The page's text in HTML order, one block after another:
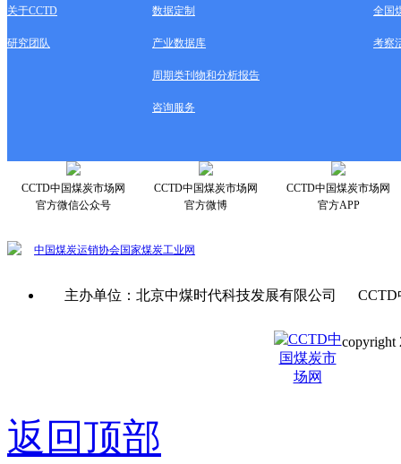
关于CCTD 数据定制 全国
研究团队 产业数据库 考察
周期类刊物和分析报告
咨询服务
CCTD中国煤炭市场网
官方微信公众号
CCTD中国煤炭市场网
官方微博
CCTD中国煤炭市场网
官方APP
中国煤炭运销协会国家煤炭工业网
主办单位：北京中煤时代科技发展有限公司
copyright
返回顶部